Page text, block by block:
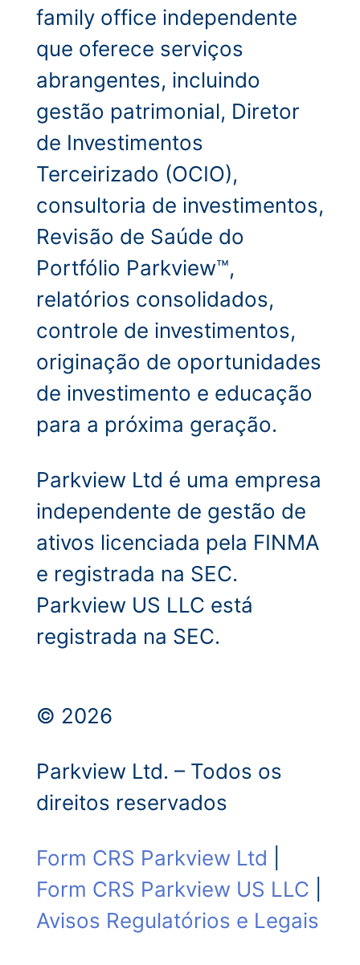
family office independente
que oferece serviços
abrangentes, incluindo
gestão patrimonial, Diretor
de Investimentos
Terceirizado (OCIO),
consultoria de investimentos,
Revisão de Saúde do
Portfólio Parkview™,
relatórios consolidados,
controle de investimentos,
originação de oportunidades
de investimento e educação
para a próxima geração.
Parkview Ltd é uma empresa
independente de gestão de
ativos licenciada pela FINMA
e registrada na SEC.
Parkview US LLC está
registrada na SEC.
© 2026
Parkview Ltd. – Todos os
direitos reservados
Form CRS Parkview Ltd
Form CRS Parkview US LLC
Avisos Regulatórios e Legais